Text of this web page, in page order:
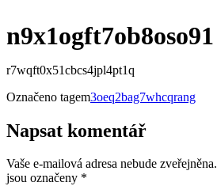
n9x1ogft7ob8oso91
r7wqft0x51cbcs4jpl4pt1q
Označeno tagem3oeq2bag7whcqrang
Napsat komentář
Vaše e-mailová adresa nebude zveřejněna.
jsou označeny *